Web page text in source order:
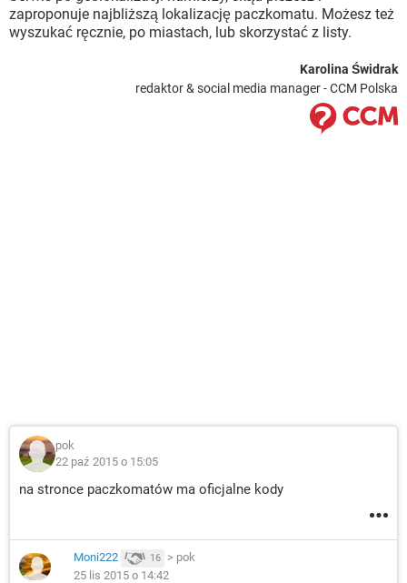
zaproponuje najbliższą lokalizację paczkomatu. Możesz też
wyszukać ręcznie, po miastach, lub skorzystać z listy.
Karolina Świdrak
redaktor & social media manager - CCM Polska
pok
22 paź 2015 o 15:05
na stronce paczkomatów ma oficjalne kody
Moni222 16 > pok
25 lis 2015 o 14:42